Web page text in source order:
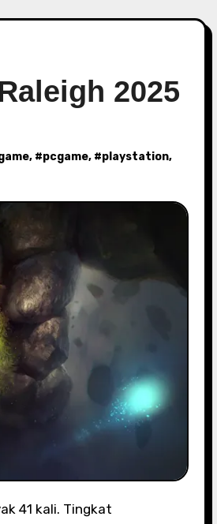
2025
, #pcgame, #playstation,